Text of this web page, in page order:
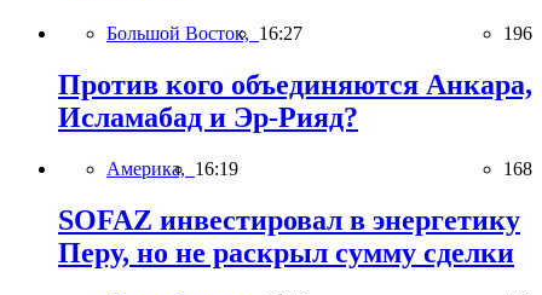
Большой Восток, 16:27 196
Против кого объединяются Анкара,
Исламабад и Эр-Рияд?
Америка, 16:19 168
SOFAZ инвестировал в энергетику
Перу, но не раскрыл сумму сделки